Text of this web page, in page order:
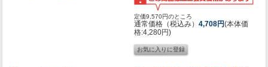
定価9,570円のところ
通常価格（税込み） 4,708円(本体価
格:4,280円)